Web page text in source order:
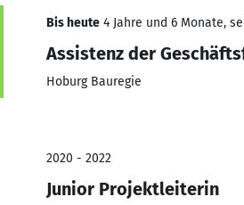
Bis heute 4 Jahre und 6 Monate,
Assistenz der
Hoburg Bauregie
2020 - 2022
Junior Projektleiterin